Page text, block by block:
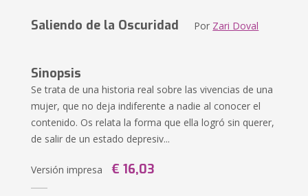
Saliendo de la Oscuridad Por Zari Doval
Sinopsis
Se trata de una historia real sobre las vivencias de una
mujer, que no deja indiferente a nadie al conocer el
contenido. Os relata la forma que ella logró sin querer,
de salir de un estado depresiv...
Versión impresa € 16,03